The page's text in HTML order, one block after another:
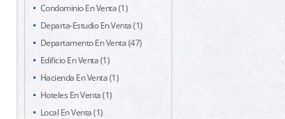
Condominio En Venta (1)
Departa-Estudio En Venta (1)
Departamento En Venta (47)
Edificio En Venta (1)
Hacienda En Venta (1)
Hoteles En Venta (1)
Local En Venta (1)